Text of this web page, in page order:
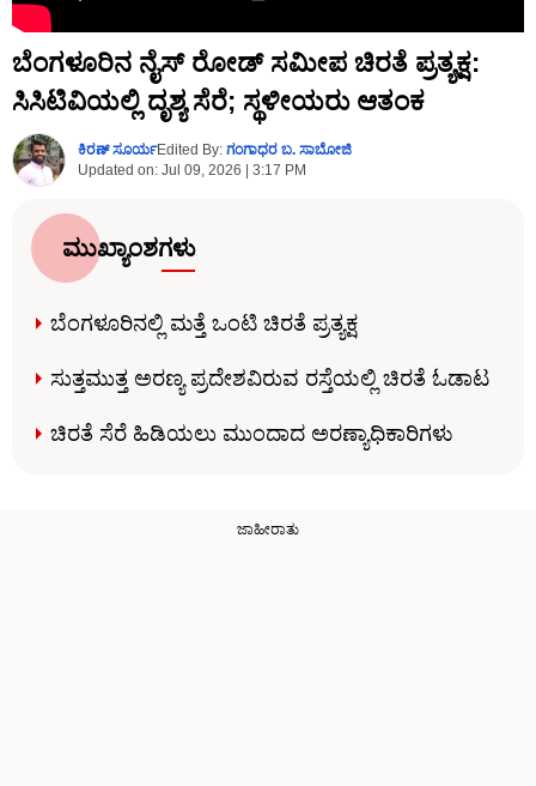
ಬೆಂಗಳೂರಿನ ನೈಸ್‌ ರೋಡ್ ಸಮೀಪ ಚಿರತೆ ಪ್ರತ್ಯಕ್ಷ:
ಸಿಸಿಟಿವಿಯಲ್ಲಿ ದೃಶ್ಯ ಸೆರೆ; ಸ್ಥಳೀಯರು ಆತಂಕ
ಕಿರಣ್​ ಸೂರ್ಯEdited By: ಗಂಗಾಧರ​ ಬ. ಸಾಬೋಜಿ
Updated on: Jul 09, 2026 | 3:17 PM
ಮುಖ್ಯಾಂಶಗಳು
ಬೆಂಗಳೂರಿನಲ್ಲಿ ಮತ್ತೆ ಒಂಟಿ ಚಿರತೆ ಪ್ರತ್ಯಕ್ಷ
ಸುತ್ತಮುತ್ತ ಅರಣ್ಯ ಪ್ರದೇಶವಿರುವ ರಸ್ತೆಯಲ್ಲಿ ಚಿರತೆ ಓಡಾಟ
ಚಿರತೆ ಸೆರೆ ಹಿಡಿಯಲು ಮುಂದಾದ ಅರಣ್ಯಾಧಿಕಾರಿಗಳು